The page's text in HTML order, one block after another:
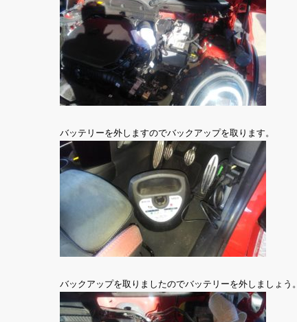
バッテリーを外しますのでバックアップを取ります。
バックアップを取りましたのでバッテリーを外しましょう。